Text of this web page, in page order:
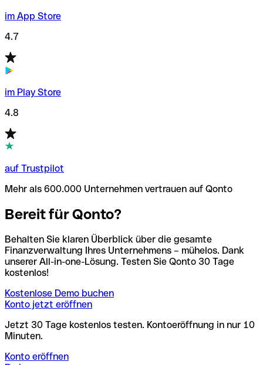
im App Store
4.7
im Play Store
4.8
auf Trustpilot
Mehr als 600.000 Unternehmen vertrauen auf Qonto
Bereit für Qonto?
Behalten Sie klaren Überblick über die gesamte
Finanzverwaltung Ihres Unternehmens – mühelos. Dank
unserer All-in-one-Lösung. Testen Sie Qonto 30 Tage
kostenlos!
Kostenlose Demo buchen
Konto jetzt eröffnen
Jetzt 30 Tage kostenlos testen. Kontoeröffnung in nur 10
Minuten.
Konto eröffnen